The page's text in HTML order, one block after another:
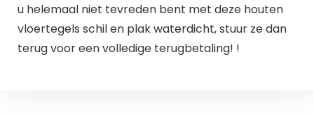
u helemaal niet tevreden bent met deze houten
vloertegels schil en plak waterdicht, stuur ze dan
terug voor een volledige terugbetaling! !